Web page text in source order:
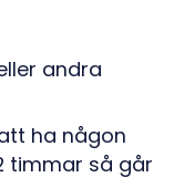
andra
ha någon
timmar så går